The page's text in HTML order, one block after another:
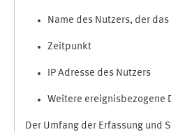
Name des Nutzers, der
Zeitpunkt
IP Adresse des Nutzers
Weitere ereignisbezogene
Der Umfang der Erfassung und